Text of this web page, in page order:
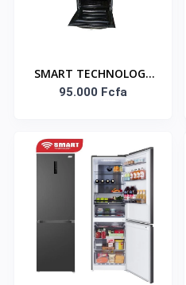
SMART TECHNOLOGY
Cuisinière – Gaz 4 Feux
95.000 Fcfa